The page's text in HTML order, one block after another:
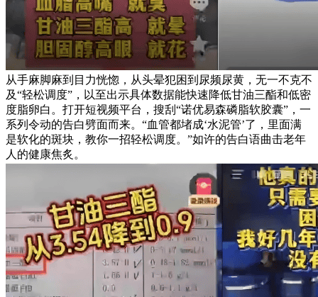
从手麻脚麻到目力恍惚，从头晕犯困到尿频尿黄，无一不克不
及“轻松调度”，以至出示具体数据能快速降低甘油三酯和低密
度脂卵白。打开短视频平台，搜刮“诺优易森磷脂软胶囊”，一
系列令动的告白劈面而来。“血管都堵成‘水泥管’了，里面满
是软化的斑块，教你一招轻松调度。”如许的告白语曲击老年
人的健康焦炙。